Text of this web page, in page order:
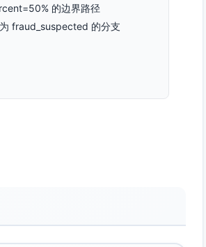
的边界路径
fraud_suspected 的分支
分比券相关的分支边界。